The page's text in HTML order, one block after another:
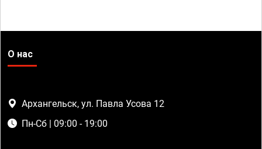
О нас
Архангельск, ул. Павла Усова 12
Пн-Сб | 09:00 - 19:00